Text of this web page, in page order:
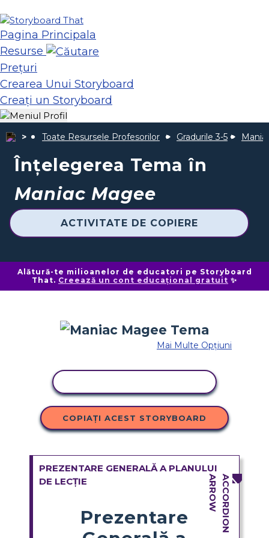
Pagina Principala
Resurse
Prețuri
Crearea Unui Storyboard
Creați un Storyboard
Toate Resursele Profesorilor Gradurile 3-5
Înțelegerea Tema în
Maniac Magee
ACTIVITATE DE COPIERE
Alătură-te milioanelor de educatori pe Storyboard
That. Creează un cont educațional gratuit ✨
Mai Multe Opțiuni
COPIAȚI ACEST STORYBOARD
PREZENTARE GENERALĂ A PLANULUI
DE LECȚIE
Prezentare